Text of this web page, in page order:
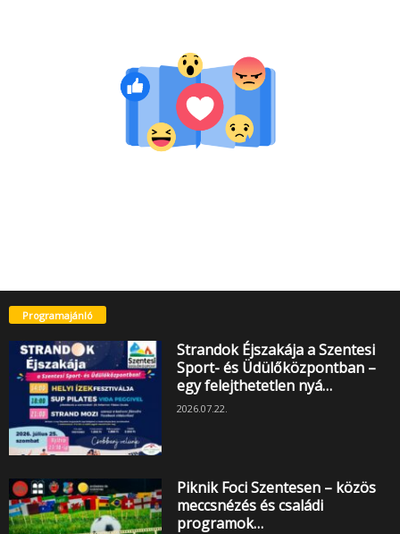
Programajánló
Strandok Éjszakája a Szentesi
Sport- és Üdülőközpontban –
egy felejthetetlen nyá…
2026.07.22.
Piknik Foci Szentesen – közös
meccsnézés és családi
programok…